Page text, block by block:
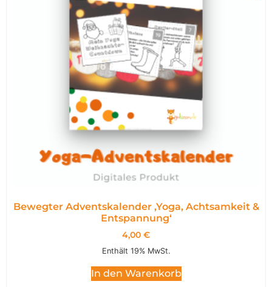
Bewegter Adventskalender ,Yoga, Achtsamkeit &
Entspannung‘
4,00 €
Enthält 19% MwSt.
In den Warenkorb